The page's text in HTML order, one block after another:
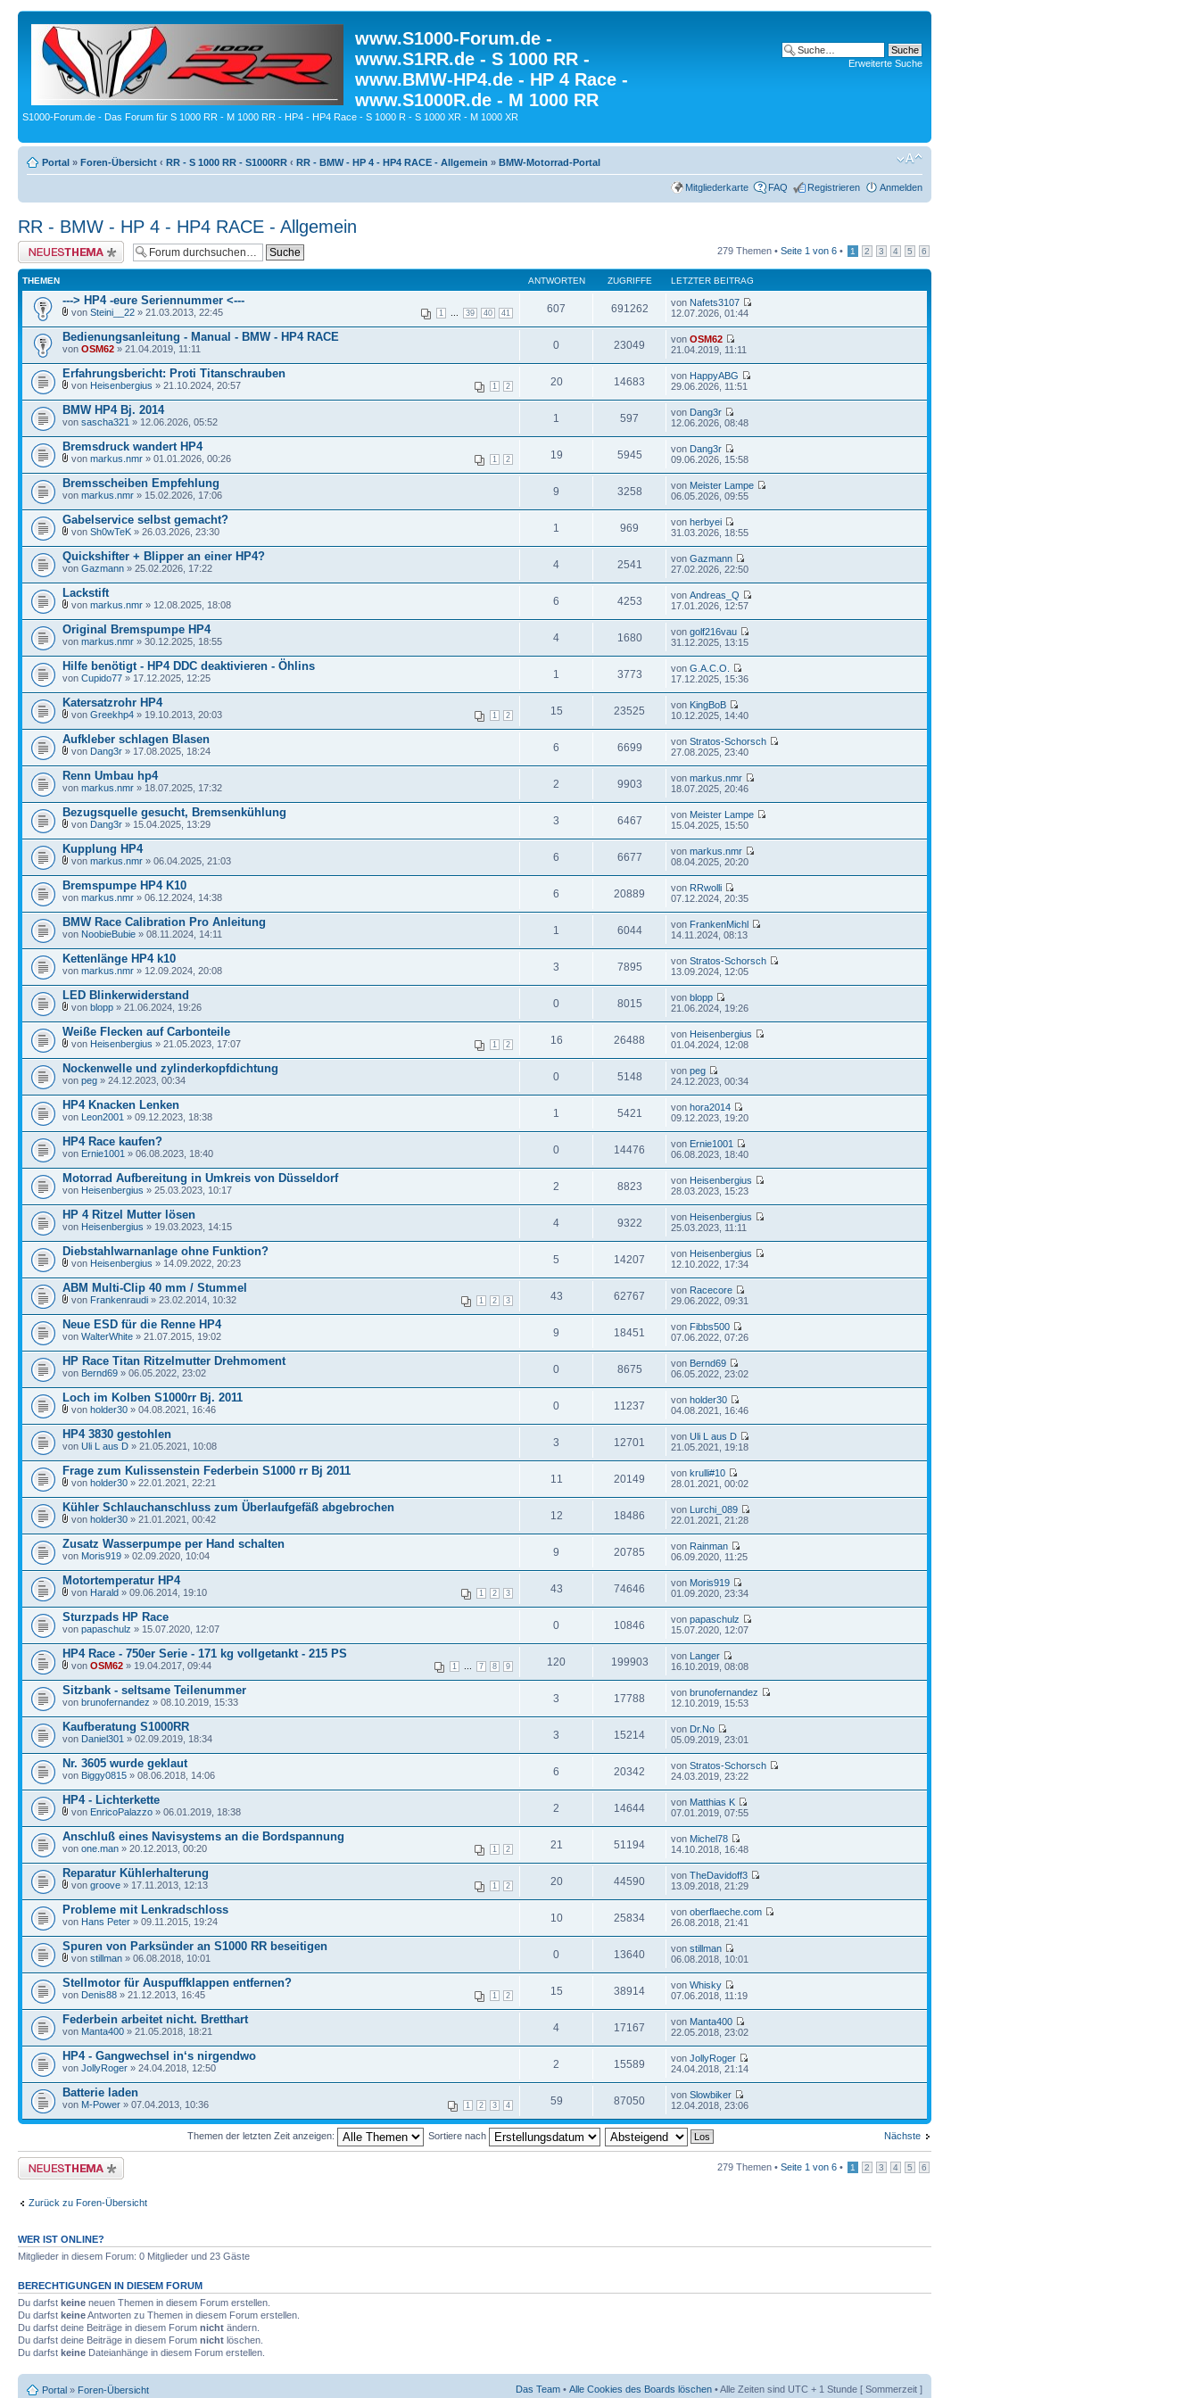
www.S1000-Forum.de -
www.S1RR.de - S 1000 RR -
www.BMW-HP4.de - HP 4 Race -
www.S1000R.de - M 1000 RR
S1000-Forum.de - Das Forum für S 1000 RR - M 1000 RR - HP4 - HP4 Race - S 1000 R - S 1000 XR - M 1000 XR
Erweiterte Suche
Portal » Foren-Übersicht ‹ RR - S 1000 RR - S1000RR ‹ RR - BMW - HP 4 - HP4 RACE - Allgemein » BMW-Motorrad-Portal
Mitgliederkarte FAQ Registrieren Anmelden
RR - BMW - HP 4 - HP4 RACE - Allgemein
Neues Thema erstellen 279 Themen • Seite 1 von 6 • 1 2 3 4 5 6
THEMEN ANTWORTEN ZUGRIFFE LETZTER BEITRAG
---> HP4 -eure Seriennummer <---
1 39 40 41
von Steini__22 » 21.03.2013, 22:45 607 691262 von Nafets3107
12.07.2026, 01:44
Bedienungsanleitung - Manual - BMW - HP4 RACE
von OSM62 » 21.04.2019, 11:11 0 23049 vonOSM62
21.04.2019, 11:11
Erfahrungsbericht: Proti Titanschrauben
1 2
von Heisenbergius » 21.10.2024, 20:57 20 14683 von HappyABG
29.06.2026, 11:51
BMW HP4 Bj. 2014
von sascha321 » 12.06.2026, 05:52 1 597 von Dang3r
12.06.2026, 08:48
Bremsdruck wandert HP4
1 2
von markus.nmr » 01.01.2026, 00:26 19 5945 von Dang3r
09.06.2026, 15:58
Bremsscheiben Empfehlung
von markus.nmr » 15.02.2026, 17:06 9 3258 von Meister Lampe
06.05.2026, 09:55
Gabelservice selbst gemacht?
von Sh0wTeK » 26.03.2026, 23:30 1 969 vonherbyei
31.03.2026, 18:55
Quickshifter + Blipper an einer HP4?
von Gazmann » 25.02.2026, 17:22 4 2541 vonGazmann
27.02.2026, 22:50
Lackstift
von markus.nmr » 12.08.2025, 18:08 6 4253 vonAndreas_Q
17.01.2026, 12:57
Original Bremspumpe HP4
von markus.nmr » 30.12.2025, 18:55 4 1680 vongolf216vau
31.12.2025, 13:15
Hilfe benötigt - HP4 DDC deaktivieren - Öhlins
von Cupido77 » 17.12.2025, 12:25 1 3773 vonG.A.C.O.
17.12.2025, 15:36
Katersatzrohr HP4
1 2
von Greekhp4 » 19.10.2013, 20:03 15 23525 von KingBoB
10.12.2025, 14:40
Aufkleber schlagen Blasen
von Dang3r » 17.08.2025, 18:24 6 6699 vonStratos-Schorsch
27.08.2025, 23:40
Renn Umbau hp4
von markus.nmr » 18.07.2025, 17:32 2 9903 vonmarkus.nmr
18.07.2025, 20:46
Bezugsquelle gesucht, Bremsenkühlung
von Dang3r » 15.04.2025, 13:29 3 6467 von Meister Lampe
15.04.2025, 15:50
Kupplung HP4
von markus.nmr » 06.04.2025, 21:03 6 6677 vonmarkus.nmr
08.04.2025, 20:20
Bremspumpe HP4 K10
von markus.nmr » 06.12.2024, 14:38 6 20889 von RRwolli
07.12.2024, 20:35
BMW Race Calibration Pro Anleitung
von NoobieBubie » 08.11.2024, 14:11 1 6044 von FrankenMichl
14.11.2024, 08:13
Kettenlänge HP4 k10
von markus.nmr » 12.09.2024, 20:08 3 7895 vonStratos-Schorsch
13.09.2024, 12:05
LED Blinkerwiderstand
von blopp » 21.06.2024, 19:26 0 8015 vonblopp
21.06.2024, 19:26
Weiße Flecken auf Carbonteile
1 2
von Heisenbergius » 21.05.2023, 17:07 16 26488 von Heisenbergius
01.04.2024, 12:08
Nockenwelle und zylinderkopfdichtung
von peg » 24.12.2023, 00:34 0 5148 vonpeg
24.12.2023, 00:34
HP4 Knacken Lenken
von Leon2001 » 09.12.2023, 18:38 1 5421 vonhora2014
09.12.2023, 19:20
HP4 Race kaufen?
von Ernie1001 » 06.08.2023, 18:40 0 14476 von Ernie1001
06.08.2023, 18:40
Motorrad Aufbereitung in Umkreis von Düsseldorf
von Heisenbergius » 25.03.2023, 10:17 2 8823 von Heisenbergius
28.03.2023, 15:23
HP 4 Ritzel Mutter lösen
von Heisenbergius » 19.03.2023, 14:15 4 9322 von Heisenbergius
25.03.2023, 11:11
Diebstahlwarnanlage ohne Funktion?
von Heisenbergius » 14.09.2022, 20:23 5 14207 von Heisenbergius
12.10.2022, 17:34
ABM Multi-Clip 40 mm / Stummel
1 2 3
von Frankenraudi » 23.02.2014, 10:32 43 62767 von Racecore
29.06.2022, 09:31
Neue ESD für die Renne HP4
von WalterWhite » 21.07.2015, 19:02 9 18451 von Fibbs500
07.06.2022, 07:26
HP Race Titan Ritzelmutter Drehmoment
von Bernd69 » 06.05.2022, 23:02 0 8675 von Bernd69
06.05.2022, 23:02
Loch im Kolben S1000rr Bj. 2011
von holder30 » 04.08.2021, 16:46 0 11237 vonholder30
04.08.2021, 16:46
HP4 3830 gestohlen
von Uli L aus D » 21.05.2021, 10:08 3 12701 vonUli L aus D
21.05.2021, 19:18
Frage zum Kulissenstein Federbein S1000 rr Bj 2011
von holder30 » 22.01.2021, 22:21 11 20149 vonkrulli#10
28.01.2021, 00:02
Kühler Schlauchanschluss zum Überlaufgefäß abgebrochen
von holder30 » 21.01.2021, 00:42 12 18486 von Lurchi_089
22.01.2021, 21:28
Zusatz Wasserpumpe per Hand schalten
von Moris919 » 02.09.2020, 10:04 9 20785 von Rainman
06.09.2020, 11:25
Motortemperatur HP4
1 2 3
von Harald » 09.06.2014, 19:10 43 74646 von Moris919
01.09.2020, 23:34
Sturzpads HP Race
von papaschulz » 15.07.2020, 12:07 0 10846 vonpapaschulz
15.07.2020, 12:07
HP4 Race - 750er Serie - 171 kg vollgetankt - 215 PS
1 7 8 9
von OSM62 » 19.04.2017, 09:44 120 199903 von Langer
16.10.2019, 08:08
Sitzbank - seltsame Teilenummer
von brunofernandez » 08.10.2019, 15:33 3 17788 vonbrunofernandez
12.10.2019, 15:53
Kaufberatung S1000RR
von Daniel301 » 02.09.2019, 18:34 3 15214 von Dr.No
05.09.2019, 23:01
Nr. 3605 wurde geklaut
von Biggy0815 » 08.06.2018, 14:06 6 20342 vonStratos-Schorsch
24.03.2019, 23:22
HP4 - Lichterkette
von EnricoPalazzo » 06.01.2019, 18:38 2 14644 von Matthias K
07.01.2019, 07:55
Anschluß eines Navisystems an die Bordspannung
1 2
von one.man » 20.12.2013, 00:20 21 51194 von Michel78
14.10.2018, 16:48
Reparatur Kühlerhalterung
1 2
von groove » 17.11.2013, 12:13 20 44590 vonTheDavidoff3
13.09.2018, 21:29
Probleme mit Lenkradschloss
von Hans Peter » 09.11.2015, 19:24 10 25834 vonoberflaeche.com
26.08.2018, 21:41
Spuren von Parksünder an S1000 RR beseitigen
von stillman » 06.08.2018, 10:01 0 13640 vonstillman
06.08.2018, 10:01
Stellmotor für Auspuffklappen entfernen?
1 2
von Denis88 » 21.12.2013, 16:45 15 38914 vonWhisky
07.06.2018, 11:19
Federbein arbeitet nicht. Bretthart
von Manta400 » 21.05.2018, 18:21 4 17167 von Manta400
22.05.2018, 23:02
HP4 - Gangwechsel in‘s nirgendwo
von JollyRoger » 24.04.2018, 12:50 2 15589 vonJollyRoger
24.04.2018, 21:14
Batterie laden
1 2 3 4
von M-Power » 07.04.2013, 10:36 59 87050 vonSlowbiker
12.04.2018, 23:06
Nächste
Themen der letzten Zeit anzeigen: Sortiere nach
Neues Thema erstellen 279 Themen • Seite 1 von 6 • 1 2 3 4 5 6
Zurück zu Foren-Übersicht
WER IST ONLINE?
Mitglieder in diesem Forum: 0 Mitglieder und 23 Gäste
BERECHTIGUNGEN IN DIESEM FORUM
Du darfst keine neuen Themen in diesem Forum erstellen.
Du darfst keineAntworten zu Themen in diesem Forum erstellen.
Du darfst deine Beiträge in diesem Forum nicht ändern.
Du darfst deine Beiträge in diesem Forum nicht löschen.
Du darfst keine Dateianhänge in diesem Forum erstellen.
Portal » Foren-Übersicht Das Team • Alle Cookies des Boards löschen • Alle Zeiten sind UTC + 1 Stunde [ Sommerzeit ]